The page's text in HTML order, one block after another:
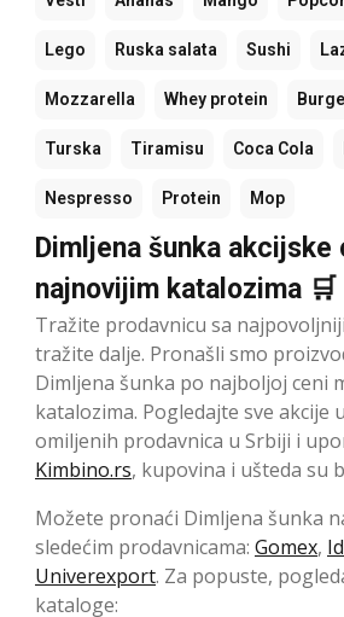
Lego Ruska salata Sushi
Mozzarella Whey protein
Turska Tiramisu Coca Cola
Nespresso Protein Mop
Dimljena šunka akcijske
najnovijim katalozima 🛒
Tražite prodavnicu sa
tražite dalje. Pronašli smo
Dimljena šunka po najboljoj ceni
katalozima. Pogledajte sve akcije
omiljenih prodavnica u Srbiji i
Kimbino.rs, kupovina i ušteda su
Možete pronaći Dimljena šunka
sledećim prodavnicama: Gomex,
Univerexport. Za popuste,
kataloge: